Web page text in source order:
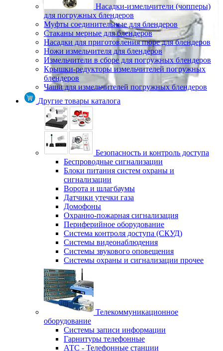
Насадки-измельчители (чопперы)
для погружных блендеров
Муфты соединительные для блендеров
Стаканы мерные для блендеров
Насадки для приготовления пюре для блендеров
Ножи измельчителя для блендеров
Измельчители в сборе для погружных блендеров
Крышки-редукторы измельчителей погружных
блендеров
Чаши для измельчителей погружных блендеров
Другие товары каталога
Безопасность и контроль доступа
Беспроводные сигнализации
Блоки питания систем охраны и
сигнализации
Ворота и шлагбаумы
Датчики утечки газа
Домофоны
Охранно-пожарная сигнализация
Периферийное оборудование
Система контроля доступа (СКУД)
Системы видеонаблюдения
Системы звукового оповещения
Системы охраны и сигнализации прочее
Телекоммуникационное
оборудование
Системы записи информации
Гарнитуры телефонные
АТС - Телефонные станции